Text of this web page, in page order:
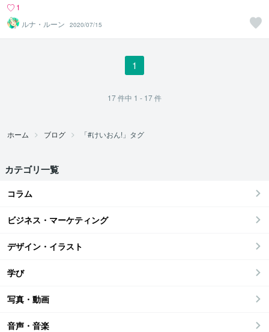
1
ルナ・ルーン
2020/07/15
1
17件中 1 - 17件
ホーム ブログ 「#けいおん!」タグ
カテゴリ一覧
コラム
ビジネス・マーケティング
デザイン・イラスト
学び
写真・動画
音声・音楽